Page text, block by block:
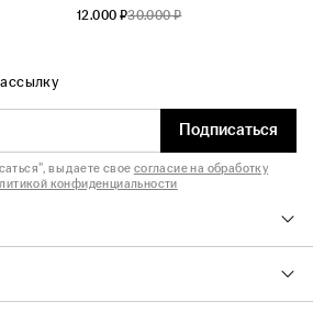
12.000 ₽30.000 ₽
Подписаться
вы даете свое согласие на обработку
конфиденциальности